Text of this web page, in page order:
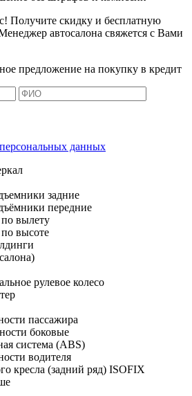
Получите скидку и бесплатную
автосалона свяжется с Вами
предложение на покупку в кредит
персональных данных
задние
передние
по вылету
высоте
рулевое колесо
пассажира
боковые
система (ABS)
водителя
кресла (задний ряд) ISOFIX